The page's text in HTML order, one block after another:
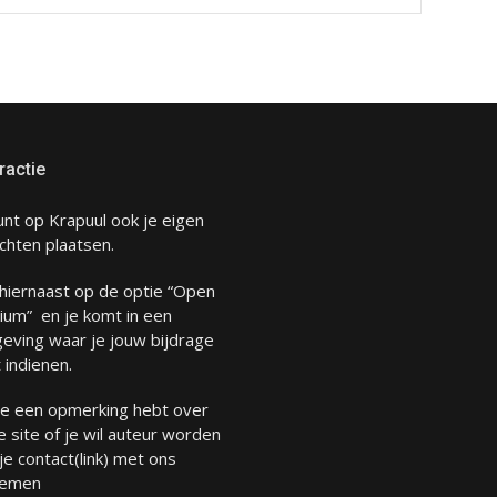
op Krapuul ook je eigen
plaatsen.
op de optie “Open
en je komt in een
waar je jouw bijdrage
indienen.
een opmerking hebt over
site of je wil auteur worden
contact(link) met ons